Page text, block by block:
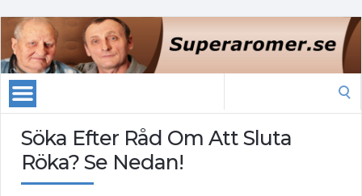
Söka Efter Råd Om Att Sluta
Röka? Se Nedan!